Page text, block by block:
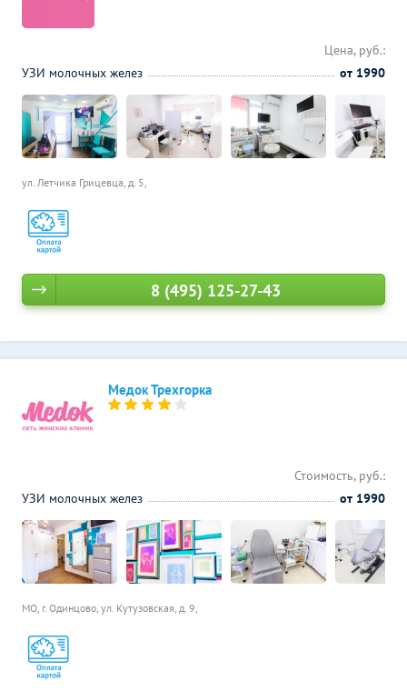
ул. Летчика Грицевца, д. 5,
Цена, руб.:
УЗИ молочных желез
от 1990
8 (495) 125-27-43
Медок Трехгорка
МО, г. Одинцово, ул. Кутузовская, д. 9,
Стоимость, руб.:
УЗИ молочных желез
от 1990